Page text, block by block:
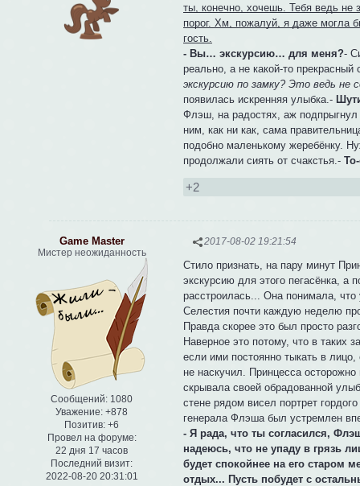
ты, конечно, хочешь. Тебя ведь не
порог. Хм, пожалуй, я даже могла
гость.
- Вы… экскурсию… для меня?-
реально, а не какой-то прекрасный
экскурсию по замку? Это ведь не
появилась искренняя улыбка.-
Флэш, на радостях, аж подпрыгнул
ним, как ни как, сама
подобно маленькому жеребёнку.
продолжали сиять от счакстья.-
+2
2017-08-02 19:21:54
Game Master
Мистер неожиданность
Сообщений: 1080
Уважение: +878
Позитив: +6
Провел на форуме:
22 дня 17 часов
Последний визит:
2022-08-20 20:31:01
Стило признать, на пару минут
экскурсию для этого пегасёнка, а
расстроилась... Она понимала,
Селестия почти каждую неделю
Правда скорее это был просто
Наверное это потому, что в
если ими постоянно тыкать в
не наскучил. Принцесса
скрывала своей обрадованной
стене рядом висел портрет
генерала Флэша был устремлен
- Я рада, что ты согласился,
надеюсь, что не упаду в грязь
будет спокойнее на его старом
отдых... Пусть побудет с